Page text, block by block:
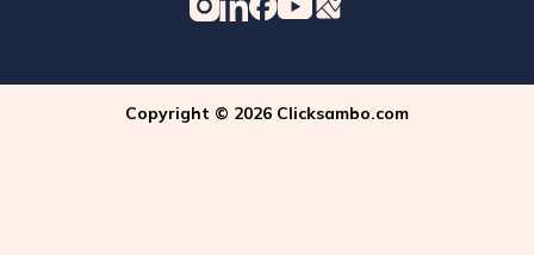
Copyright © 2026 Clicksambo.com